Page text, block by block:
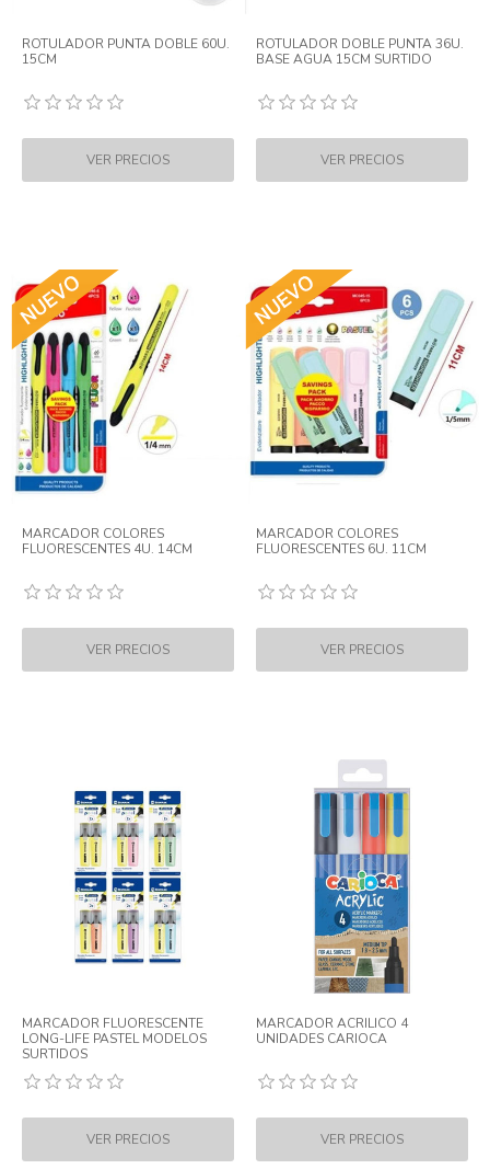
ROTULADOR PUNTA DOBLE 60U.
15CM
ROTULADOR DOBLE PUNTA 36U.
BASE AGUA 15CM SURTIDO
MARCADOR COLORES
FLUORESCENTES 4U. 14CM
MARCADOR COLORES
FLUORESCENTES 6U. 11CM
MARCADOR FLUORESCENTE
LONG-LIFE PASTEL MODELOS
SURTIDOS
MARCADOR ACRILICO 4
UNIDADES CARIOCA